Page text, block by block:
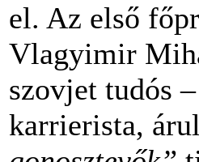
el. Az első
Vlagyimir
szovjet tudós
karrierista,